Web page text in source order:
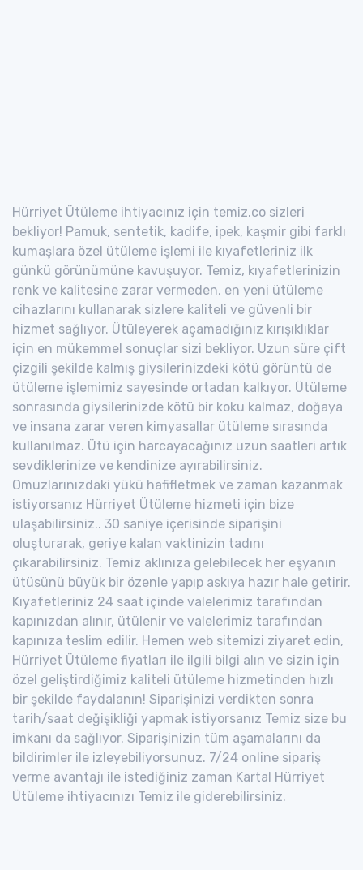
Hürriyet Ütüleme ihtiyacınız için temiz.co sizleri
bekliyor! Pamuk, sentetik, kadife, ipek, kaşmir gibi farklı
kumaşlara özel ütüleme işlemi ile kıyafetleriniz ilk
günkü görünümüne kavuşuyor. Temiz, kıyafetlerinizin
renk ve kalitesine zarar vermeden, en yeni ütüleme
cihazlarını kullanarak sizlere kaliteli ve güvenli bir
hizmet sağlıyor. Ütüleyerek açamadığınız kırışıklıklar
için en mükemmel sonuçlar sizi bekliyor. Uzun süre çift
çizgili şekilde kalmış giysilerinizdeki kötü görüntü de
ütüleme işlemimiz sayesinde ortadan kalkıyor. Ütüleme
sonrasında giysilerinizde kötü bir koku kalmaz, doğaya
ve insana zarar veren kimyasallar ütüleme sırasında
kullanılmaz. Ütü için harcayacağınız uzun saatleri artık
sevdiklerinize ve kendinize ayırabilirsiniz.
Omuzlarınızdaki yükü hafifletmek ve zaman kazanmak
istiyorsanız Hürriyet Ütüleme hizmeti için bize
ulaşabilirsiniz.. 30 saniye içerisinde siparişini
oluşturarak, geriye kalan vaktinizin tadını
çıkarabilirsiniz. Temiz aklınıza gelebilecek her eşyanın
ütüsünü büyük bir özenle yapıp askıya hazır hale getirir.
Kıyafetleriniz 24 saat içinde valelerimiz tarafından
kapınızdan alınır, ütülenir ve valelerimiz tarafından
kapınıza teslim edilir. Hemen web sitemizi ziyaret edin,
Hürriyet Ütüleme fiyatları ile ilgili bilgi alın ve sizin için
özel geliştirdiğimiz kaliteli ütüleme hizmetinden hızlı
bir şekilde faydalanın! Siparişinizi verdikten sonra
tarih/saat değişikliği yapmak istiyorsanız Temiz size bu
imkanı da sağlıyor. Siparişinizin tüm aşamalarını da
bildirimler ile izleyebiliyorsunuz. 7/24 online sipariş
verme avantajı ile istediğiniz zaman Kartal Hürriyet
Ütüleme ihtiyacınızı Temiz ile giderebilirsiniz.